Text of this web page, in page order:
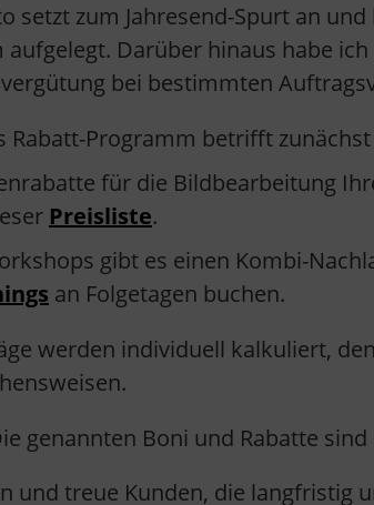
setzt zum Jahresend-Spurt an
aufgelegt. Darüber hinaus habe
bei bestimmten
Rabatt-Programm betrifft
für die Bildbearbeitung
Preisliste.
gibt es einen Kombi-
an Folgetagen buchen.
werden individuell kalkuliert,
genannten Boni und Rabatte
und treue Kunden, die langfristig